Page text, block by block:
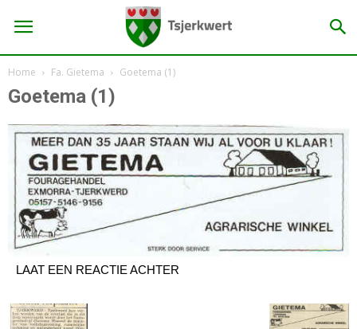
Home Fa. Gietema Goetema (1)
Goetema (1)
LAAT EEN REACTIE ACHTER